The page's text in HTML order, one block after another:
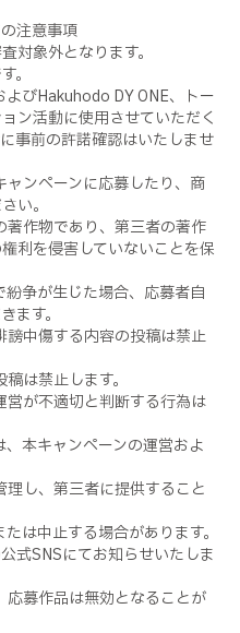
注意事項
対象外となります。
。
びHakuhodo DY ONE、トー
ン活動に使用させていただく
事前の許諾確認はいたしませ
ャンペーンに応募したり、商
い。
著作物であり、第三者の著作
利を侵害していないことを保
争が生じた場合、応募者自
ます。
謗中傷する内容の投稿は禁止
は禁止します。
営が不適切と判断する行為は
本キャンペーンの運営およ
し、第三者に提供すること
は中止する場合があります。
式SNSにてお知らせいたしま
応募作品は無効となることが